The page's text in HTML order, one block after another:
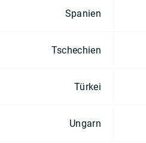
Spanien
Tschechien
Türkei
Ungarn